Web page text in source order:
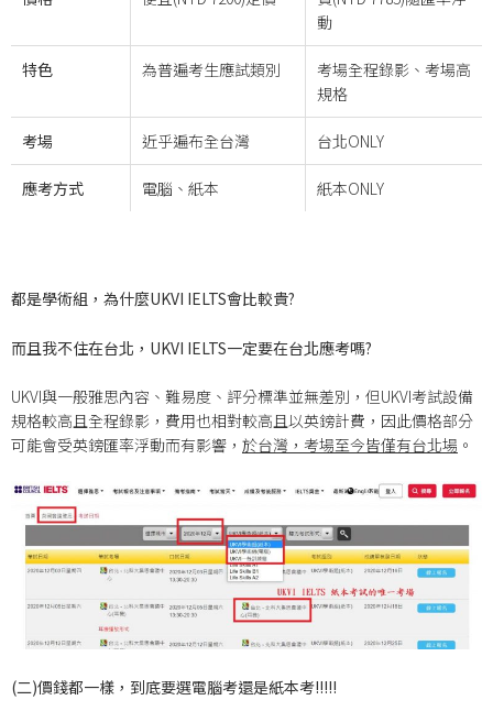
動
特色 為普遍考生應試類別
考場全程錄影、考場高
規格
考場 近乎遍布全台灣 台北ONLY
應考方式 電腦、紙本 紙本ONLY
都是學術組，為什麼UKVI IELTS會比較貴?
而且我不住在台北，UKVI IELTS一定要在台北應考嗎?
UKVI與一般雅思內容、難易度、評分標準並無差別，但UKVI考試設備
規格較高且全程錄影，費用也相對較高且以英鎊計費，因此價格部分
可能會受英鎊匯率浮動而有影響， 於台灣，考場至今皆僅有台北場 。
(二)價錢都一樣，到底要選電腦考還是紙本考!!!!!